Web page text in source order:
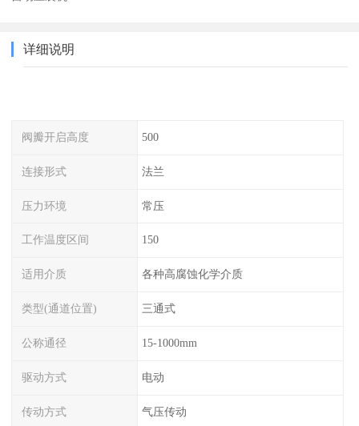
详细说明
阀瓣开启高度 500
连接形式 法兰
压力环境 常压
工作温度区间 150
适用介质 各种高腐蚀化学介质
类型(通道位置) 三通式
公称通径 15-1000mm
驱动方式 电动
传动方式 气压传动